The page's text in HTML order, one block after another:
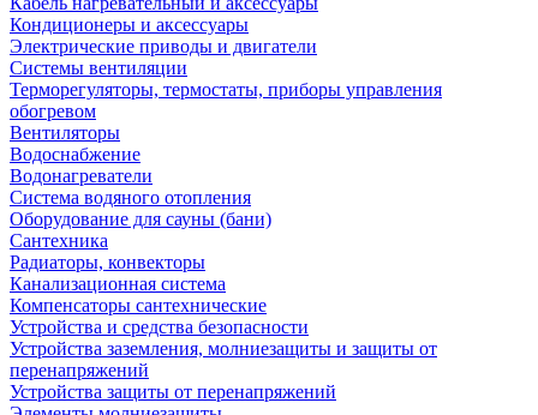
Кондиционеры и аксессуары
Электрические приводы и двигатели
Системы вентиляции
Терморегуляторы, термостаты, приборы управления
обогревом
Вентиляторы
Водоснабжение
Водонагреватели
Система водяного отопления
Оборудование для сауны (бани)
Сантехника
Радиаторы, конвекторы
Канализационная система
Компенсаторы сантехнические
Устройства и средства безопасности
Устройства заземления, молниезащиты и защиты от
перенапряжений
Устройства защиты от перенапряжений